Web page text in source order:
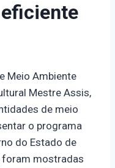
Meio Ambiente
Mestre Assis,
de meio
o programa
do Estado de
foram mostradas